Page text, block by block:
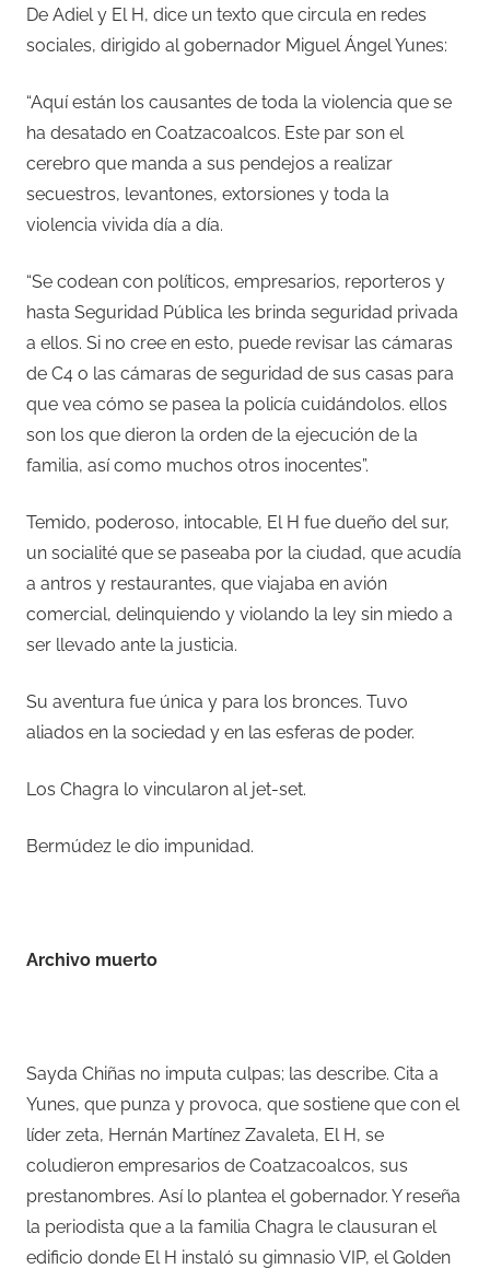
De Adiel y El H, dice un texto que circula en redes
sociales, dirigido al gobernador Miguel Ángel Yunes:
“Aquí están los causantes de toda la violencia que se
ha desatado en Coatzacoalcos. Este par son el
cerebro que manda a sus pendejos a realizar
secuestros, levantones, extorsiones y toda la
violencia vivida día a día.
“Se codean con políticos, empresarios, reporteros y
hasta Seguridad Pública les brinda seguridad privada
a ellos. Si no cree en esto, puede revisar las cámaras
de C4 o las cámaras de seguridad de sus casas para
que vea cómo se pasea la policía cuidándolos. ellos
son los que dieron la orden de la ejecución de la
familia, así como muchos otros inocentes”.
Temido, poderoso, intocable, El H fue dueño del sur,
un socialité que se paseaba por la ciudad, que acudía
a antros y restaurantes, que viajaba en avión
comercial, delinquiendo y violando la ley sin miedo a
ser llevado ante la justicia.
Su aventura fue única y para los bronces. Tuvo
aliados en la sociedad y en las esferas de poder.
Los Chagra lo vincularon al jet-set.
Bermúdez le dio impunidad.
Archivo muerto
Sayda Chiñas no imputa culpas; las describe. Cita a
Yunes, que punza y provoca, que sostiene que con el
líder zeta, Hernán Martínez Zavaleta, El H, se
coludieron empresarios de Coatzacoalcos, sus
prestanombres. Así lo plantea el gobernador. Y reseña
la periodista que a la familia Chagra le clausuran el
edificio donde El H instaló su gimnasio VIP, el Golden